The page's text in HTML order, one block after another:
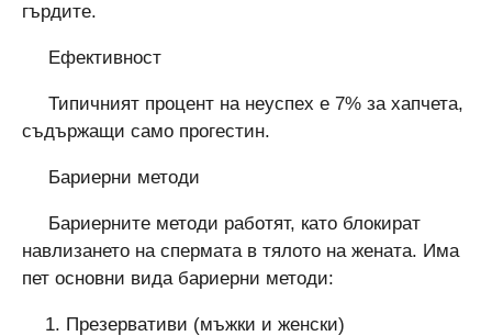
гърдите.
Ефективност
Типичният процент на неуспех е 7% за хапчета,
съдържащи само прогестин.
Бариерни методи
Бариерните методи работят, като блокират
навлизането на спермата в тялото на жената. Има
пет основни вида бариерни методи:
Презервативи (мъжки и женски)